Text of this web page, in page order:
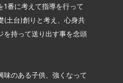
1番に考えて指導を行って
(土台)創りと考え、心身共
を持って送り出す事を念頭
味のある子供、強くなって